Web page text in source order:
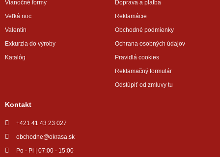
Vianočné formy
Veľká noc
Valentín
Exkurzia do výroby
Katalóg
Doprava a platba
Reklamácie
Obchodné podmienky
Ochrana osobných údajov
Pravidlá cookies
Reklamačný formulár
Odstúpiť od zmluvy tu
Kontakt
+421 41 43 23 027
obchodne@okrasa.sk
Po - Pi | 07:00 - 15:00